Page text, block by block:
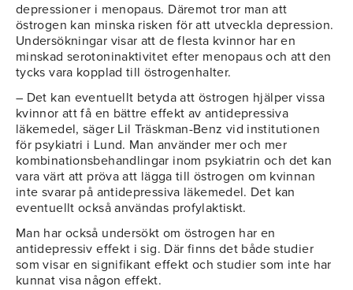
depressioner i menopaus. Däremot tror man att
östrogen kan minska risken för att utveckla depression.
Undersökningar visar att de flesta kvinnor har en
minskad serotoninaktivitet efter menopaus och att den
tycks vara kopplad till östrogenhalter.
– Det kan eventuellt betyda att östrogen hjälper vissa
kvinnor att få en bättre effekt av antidepressiva
läkemedel, säger Lil Träskman-Benz vid institutionen
för psykiatri i Lund. Man använder mer och mer
kombinationsbehandlingar inom psykiatrin och det kan
vara värt att pröva att lägga till östrogen om kvinnan
inte svarar på antidepressiva läkemedel. Det kan
eventuellt också användas profylaktiskt.
Man har också undersökt om östrogen har en
antidepressiv effekt i sig. Där finns det både studier
som visar en signifikant effekt och studier som inte har
kunnat visa någon effekt.